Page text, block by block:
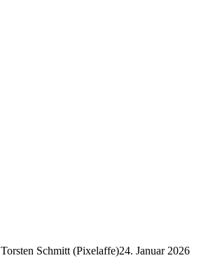
Torsten Schmitt (Pixelaffe)24. Januar 2026